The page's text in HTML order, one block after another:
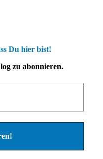
Du hier bist!
zu abonnieren.